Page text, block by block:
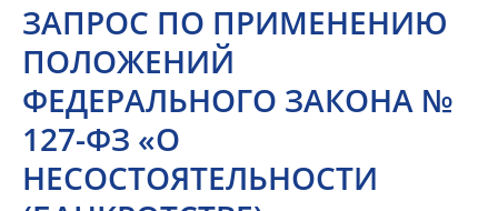
ЗАПРОС ПО ПРИМЕНЕНИЮ
ПОЛОЖЕНИЙ
ФЕДЕРАЛЬНОГО ЗАКОНА №
127-ФЗ «О
НЕСОСТОЯТЕЛЬНОСТИ